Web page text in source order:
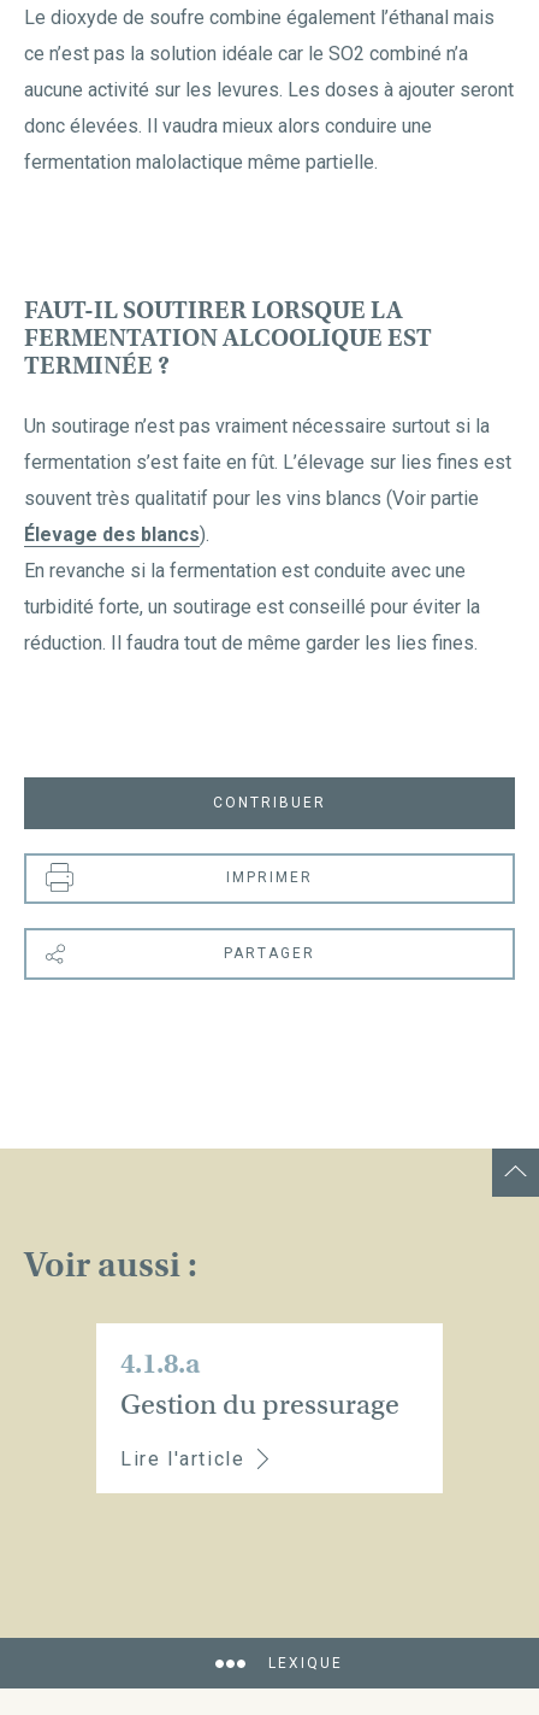
Le dioxyde de soufre combine également l’éthanal mais
ce n’est pas la solution idéale car le SO2 combiné n’a
aucune activité sur les levures. Les doses à ajouter seront
donc élevées. Il vaudra mieux alors conduire une
fermentation malolactique même partielle.
FAUT-IL SOUTIRER LORSQUE LA
FERMENTATION ALCOOLIQUE EST
TERMINÉE ?
Un soutirage n’est pas vraiment nécessaire surtout si la
fermentation s’est faite en fût. L’élevage sur lies fines est
souvent très qualitatif pour les vins blancs (Voir partie
Élevage des blancs).
En revanche si la fermentation est conduite avec une
turbidité forte, un soutirage est conseillé pour éviter la
réduction. Il faudra tout de même garder les lies fines.
CONTRIBUER
IMPRIMER
PARTAGER
Voir aussi :
4.1.8.a
Gestion du pressurage
Lire l'article
LEXIQUE